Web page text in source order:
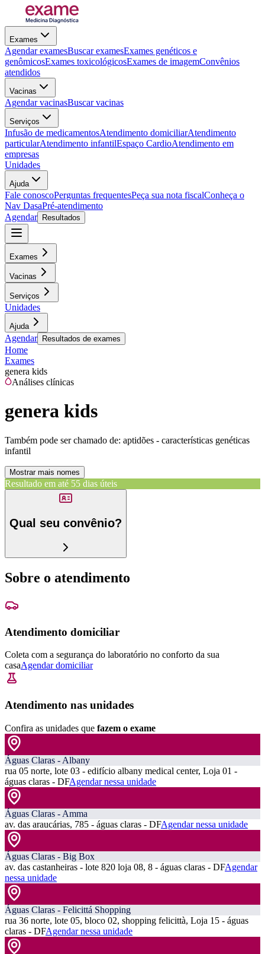
Exames
Agendar examesBuscar examesExames genéticos e
genômicosExames toxicológicosExames de imagemConvênios
atendidos
Vacinas
Agendar vacinasBuscar vacinas
Serviços
Infusão de medicamentosAtendimento domiciliarAtendimento
particularAtendimento infantilEspaço CardioAtendimento em
empresas
Unidades
Ajuda
Fale conoscoPerguntas frequentesPeça sua nota fiscalConheça o
Nav DasaPré-atendimento
Agendar
Resultados
Exames
Vacinas
Serviços
Unidades
Ajuda
Agendar Resultados de exames
Home
Exames
genera kids
Análises clínicas
genera kids
Também pode ser chamado de: aptidões - características genéticas
infantil
Mostrar mais nomes
Resultado em até 55 dias úteis
Qual seu convênio?
Sobre o atendimento
Atendimento domiciliar
Coleta com a segurança do laboratório no conforto da sua
casaAgendar domiciliar
Atendimento nas unidades
Confira as unidades que fazem o exame
Águas Claras - Albany
rua 05 norte, lote 03 - edifício albany medical center, Loja 01 -
águas claras - DFAgendar nessa unidade
Águas Claras - Amma
av. das araucárias, 785 - águas claras - DFAgendar nessa unidade
Águas Claras - Big Box
av. das castanheiras - lote 820 loja 08, 8 - águas claras - DFAgendar
nessa unidade
Águas Claras - Felicittá Shopping
rua 36 norte, lote 05, bloco 02, shopping felicittà, Loja 15 - águas
claras - DFAgendar nessa unidade